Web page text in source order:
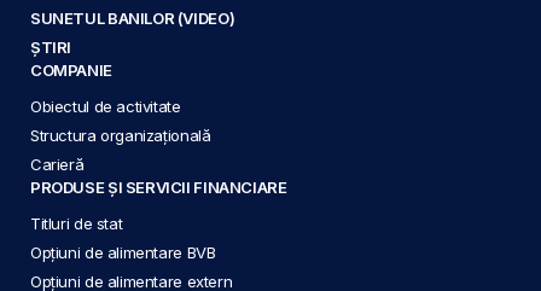
SUNETUL BANILOR (VIDEO)
ȘTIRI
COMPANIE
Obiectul de activitate
Structura organizațională
Carieră
PRODUSE ȘI SERVICII FINANCIARE
Titluri de stat
Opțiuni de alimentare BVB
Opțiuni de alimentare extern